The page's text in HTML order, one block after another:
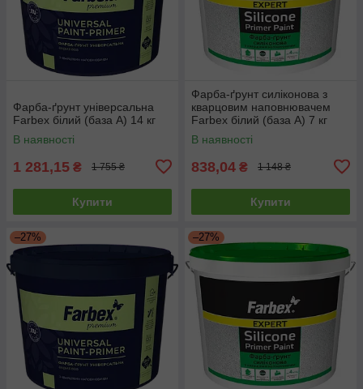
Фарба-ґрунт універсальна
Farbex білий (база А) 14 кг
В наявності
1 281,15 ₴ 1 755 ₴
Купити
Фарба-ґрунт силіконова з
кварцовим наповнювачем
Farbex білий (база А) 7 кг
В наявності
838,04 ₴ 1 148 ₴
Купити
–27% –27%